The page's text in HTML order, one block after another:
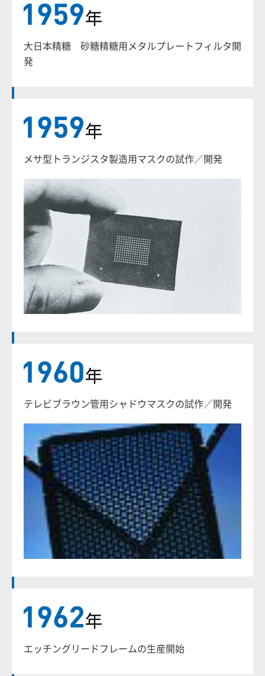
大日本精糖 砂糖精糖用メタルプレートフィルタ開
発
メサ型トランジスタ製造用マスクの試作／開発
テレビブラウン管用シャドウマスクの試作／開発
エッチングリードフレームの生産開始